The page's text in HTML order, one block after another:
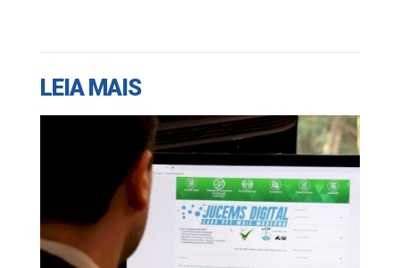
LEIA MAIS